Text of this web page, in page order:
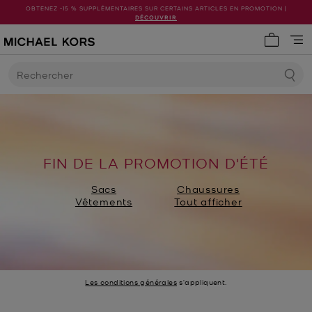
OBTENEZ -15 % SUPPLÉMENTAIRES SUR CERTAINS ARTICLES EN PROMOTION |
DÉCOUVRIR
Rechercher
FIN DE LA PROMOTION D'ÉTÉ
Sacs
Chaussures
Vêtements
Tout afficher
Les conditions générales s'appliquent.